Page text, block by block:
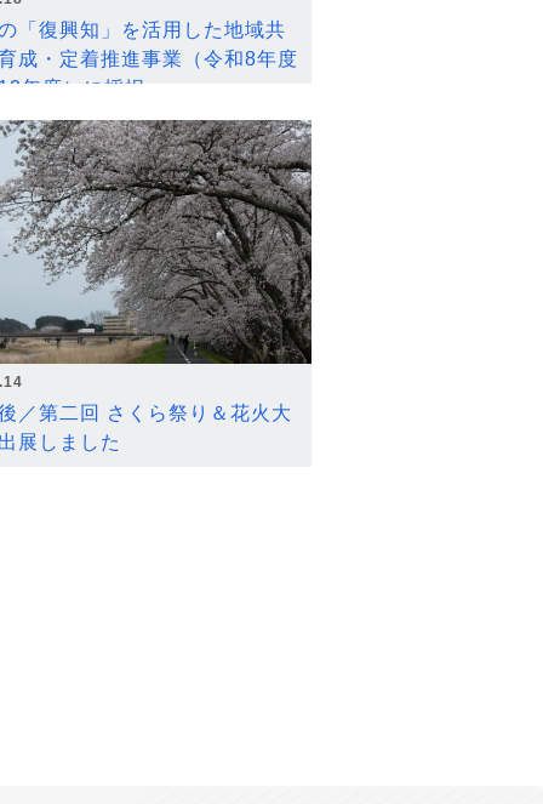
「復興知」を活用した地域共
成・定着推進事業（令和8年度
年度）に採択
／第二回 さくら祭り＆花火大
展しました